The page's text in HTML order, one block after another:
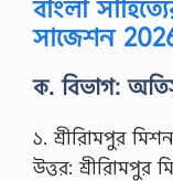
বাংলা
সাজেশন
ক. বিভাগ:
১. শ্রীরািমপুর
উত্তর: শ্রীরািমপুর